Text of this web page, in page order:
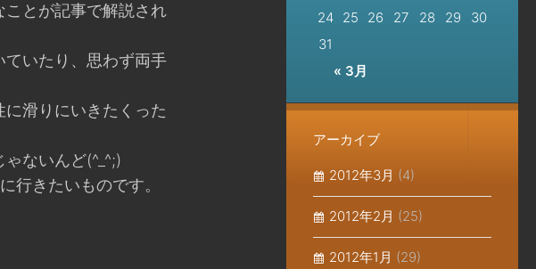
とが記事で解説され
いたり、思わず両手
滑りにいきたくった
ないんど(^_^;)
行きたいものです。
« 3月
24 25 26 27 28 29
30
31
アーカイブ
2012年3月 (4)
2012年2月 (25)
2012年1月 (29)